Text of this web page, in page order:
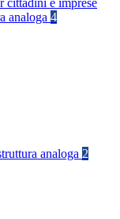
cittadini e imprese
analoga 4
analoga 2